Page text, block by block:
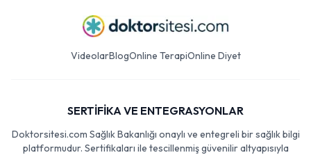
VideolarBlogOnline TerapiOnline Diyet
SERTİFİKA VE ENTEGRASYONLAR
Doktorsitesi.com Sağlık Bakanlığı onaylı ve entegreli bir sağlık bilgi
platformudur. Sertifikaları ile tescillenmiş güvenilir altyapısıyla